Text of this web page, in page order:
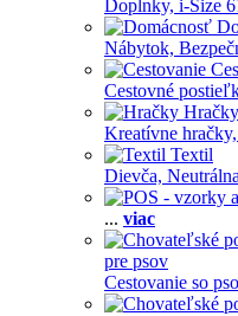
Doplnky, i-Size
Nábytok,
Cestovné
Hračky
Kreatívne hračky,
Textil
Dievča,
... viac
pre psov
Cestovanie so